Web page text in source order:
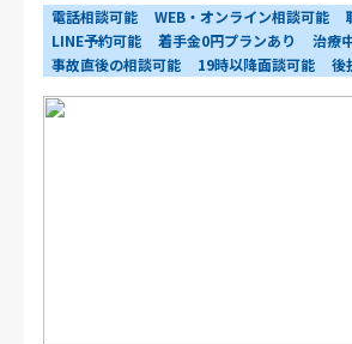
電話相談可能 WEB・オンライン相談可能
LINE予約可能
着手金0円プランあり
治療
事故直後の相談可能
19時以降面談可能 後